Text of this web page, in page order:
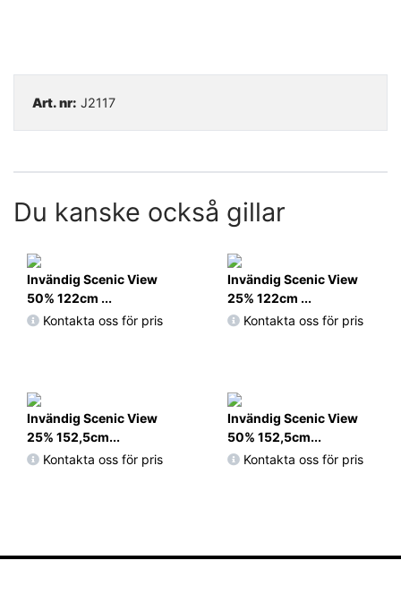
Art. nr: J2117
Du kanske också gillar
Invändig Scenic View
50% 122cm ...
Kontakta oss för pris
Invändig Scenic View
25% 122cm ...
Kontakta oss för pris
Invändig Scenic View
25% 152,5cm...
Kontakta oss för pris
Invändig Scenic View
50% 152,5cm...
Kontakta oss för pris